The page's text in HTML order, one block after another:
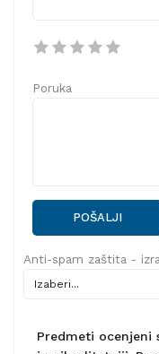
Poruka
POŠALJI
Anti-spam zaštita -
Predmeti ocenjeni